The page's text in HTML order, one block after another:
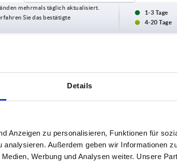
Details
Anzeigen zu personalisieren, Funktionen für
analysieren. Außerdem geben wir Informationen
Werbung und Analysen weiter. Unsere
mehrmals täglich aktualisiert.
Sie das bestätigte
1-3 Tage
4-20 Tage
18 12
20 12